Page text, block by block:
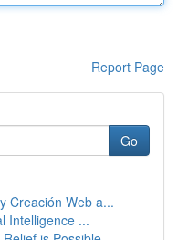
Report Page
Go
Creación Web a...
Intelligence ...